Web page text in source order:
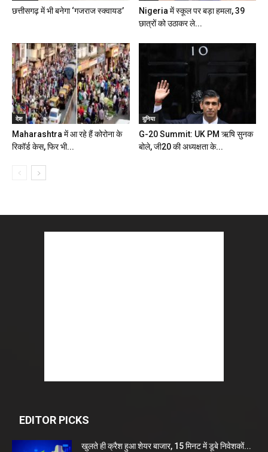
छत्तीसगढ़ में भी बनेगा ‘गजराज स्क्वायड’
Nigeria में स्‍कूल पर बड़ा हमला, 39
छात्रों को उठाकर ले...
देश
Maharashtra में आ रहे हैं कोरोना के
रिकॉर्ड केस, फिर भी...
दुनिया
G-20 Summit: UK PM ऋषि सुनक
बोले, जी20 की अध्यक्षता के...
EDITOR PICKS
खुलते ही क्रैश हुआ शेयर बाजार, 15 मिनट में डूबे निवेशकों...